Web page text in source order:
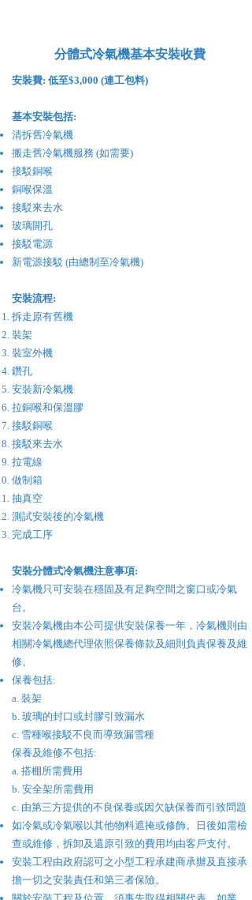
分體式冷氣機基本安裝收費
安裝費: 低至$3,000 (連工包料)
基本安裝包括:
清拆舊冷氣機
搬走舊冷氣機服務 (如需要)
接駁銅喉
銅喉保溫
接駁來去水
玻璃開孔
接駁電源
新電源接駁 (由總制至冷氣機)
安裝流程:
拆走原有舊機
裝架
裝室外機
鑽孔
安裝新冷氣機
​拉銅喉和保溫膠
接駁銅喉
接駁來去水
拉電線
做制箱
​抽真空
​測試安裝後的冷氣機
完成工序
​安裝分體式冷氣機注意事項:
冷氣機只可安裝在穩固及有足夠空間之窗口或冷氣
台。
安裝冷氣機由本公司提供安裝保養一年，冷氣機則由
相關冷氣機總代理依照保養條款及細則負責保養及維
修。
保養包括:
a. 裝架
b. 玻璃的封口或封膠引致漏水
c. 雪種喉接駁不良而導致漏雪種
保養及維修不包括:
a. 搭棚所需費用
b. 安全架所需費用
c. 由第三方提供的不良保養或因欠缺保養而引致問題
如冷氣或冷氣喉以其他物料遮掩或修飾。日後如需檢
查或維修，拆卸及還原引致的費用均由客戶支付。
安裝工程由政府認可之小型工程承建商承辦及直接承
擔一切之安裝責任和第三者保險。